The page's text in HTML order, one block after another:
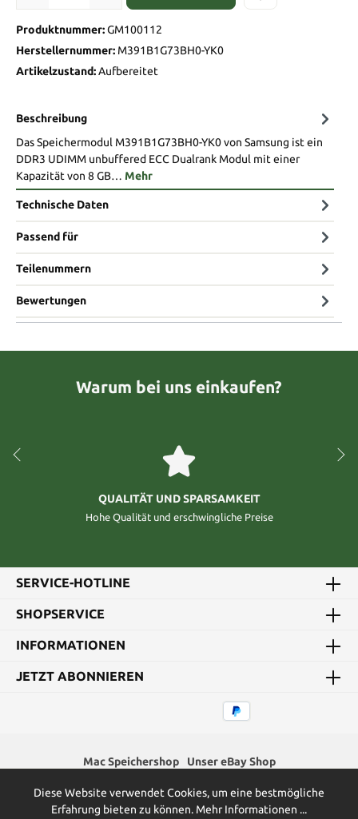
Produktnummer:GM100112
Herstellernummer: M391B1G73BH0-YK0
Artikelzustand:Aufbereitet
Beschreibung
Das Speichermodul M391B1G73BH0-YK0 von Samsung ist ein
DDR3 UDIMM unbuffered ECC Dualrank Modul mit einer
Kapazität von 8 GB… Mehr
Technische Daten
Passend für
Teilenummern
Bewertungen
Warum bei uns einkaufen?
QUALITÄT UND SPARSAMKEIT
Hohe Qualität und erschwingliche Preise
SERVICE-HOTLINE
SHOPSERVICE
INFORMATIONEN
JETZT ABONNIEREN
Mac Speichershop Unser eBay Shop
* Alle Preise inkl. gesetzl. Mehrwertsteuer zzgl. Versandkosten
ggf. Nachnahmegebühren, wenn nicht anders angegeben.
Diese Website verwendet Cookies, um eine bestmögliche
Erfahrung bieten zu können. Mehr Informationen ...